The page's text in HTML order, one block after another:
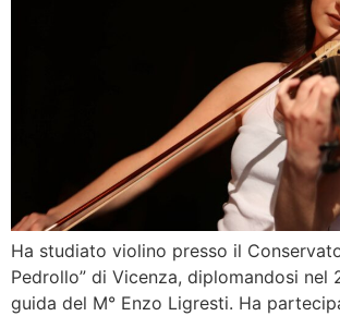
Ha studiato violino presso il
Pedrollo” di Vicenza, diplomandosi nel
guida del M° Enzo Ligresti. Ha